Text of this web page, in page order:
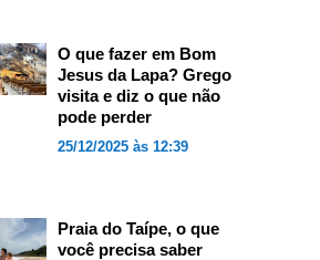
O que fazer em Bom
Jesus da Lapa? Grego
visita e diz o que não
pode perder
25/12/2025 às 12:39
Praia do Taípe, o que
você precisa saber